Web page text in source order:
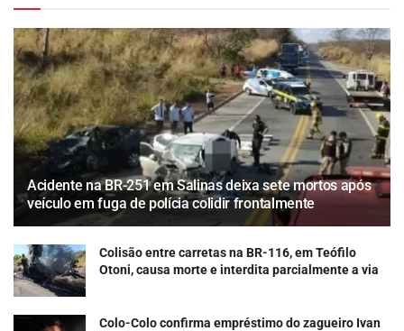
Acidente na BR-251 em Salinas deixa sete mortos após
veículo em fuga de polícia colidir frontalmente
Colisão entre carretas na BR-116, em Teófilo
Otoni, causa morte e interdita parcialmente a via
Colo-Colo confirma empréstimo do zagueiro Ivan